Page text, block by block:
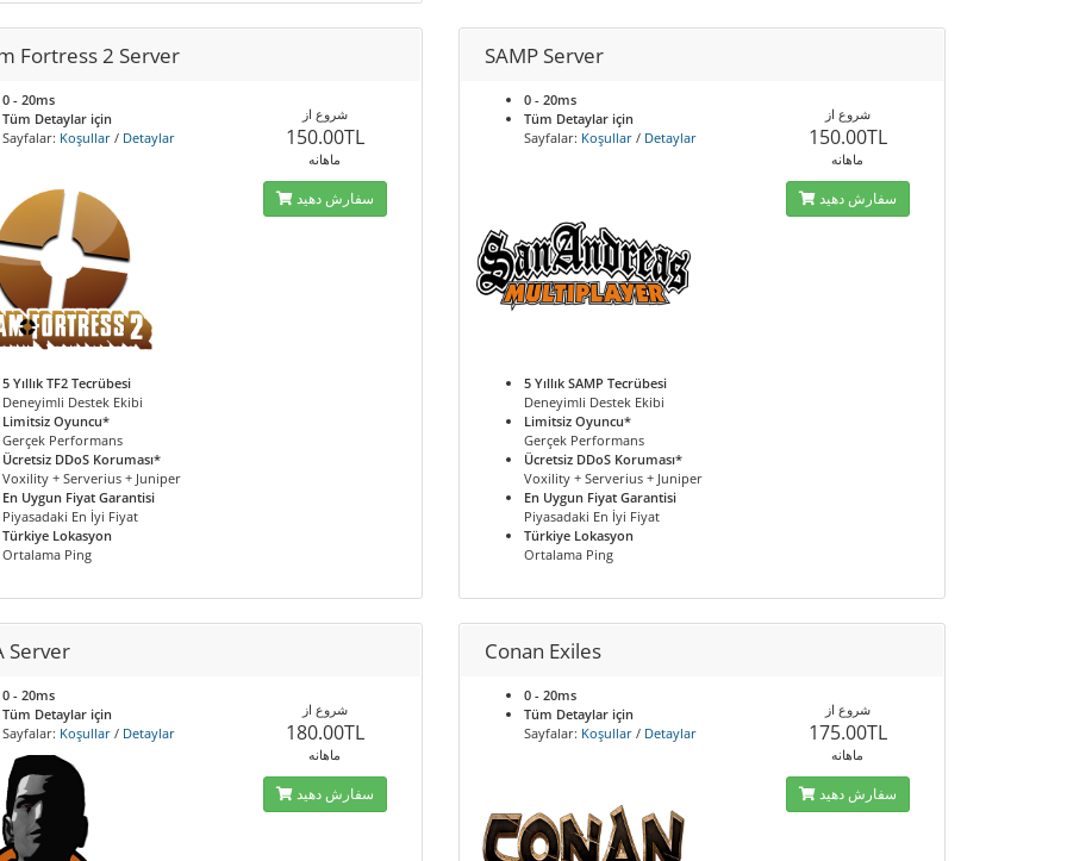
Fortress 2 Server
0 - 20ms
Tüm Detaylar için
Sayfalar: Koşullar/ Detaylar
5 Yıllık TF2 Tecrübesi
Deneyimli Destek Ekibi
Limitsiz Oyuncu*
Gerçek Performans
Ücretsiz DDoS Koruması*
Voxility + Serverius + Juniper
En Uygun Fiyat Garantisi
Piyasadaki En İyi Fiyat
Türkiye Lokasyon
Ortalama Ping
شروع از
150.00TL
ماهانه
سفارش دهید
SAMP Server
0 - 20ms
Tüm Detaylar için
Sayfalar: Koşullar / Detaylar
5 Yıllık SAMP Tecrübesi
Deneyimli Destek Ekibi
Limitsiz Oyuncu*
Gerçek Performans
Ücretsiz DDoS Koruması*
Voxility + Serverius + Juniper
En Uygun Fiyat Garantisi
Piyasadaki En İyi Fiyat
Türkiye Lokasyon
Ortalama Ping
شروع از
150.00TL
ماهانه
سفارش دهید
Server
0 - 20ms
Tüm Detaylar için
Sayfalar: Koşullar/ Detaylar
شروع از
180.00TL
ماهانه
سفارش دهید
Conan Exiles
0 - 20ms
Tüm Detaylar için
Sayfalar: Koşullar / Detaylar
شروع از
175.00TL
ماهانه
سفارش دهید